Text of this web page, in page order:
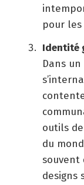
pour
Identité
Dans
outils
du
souvent
designs